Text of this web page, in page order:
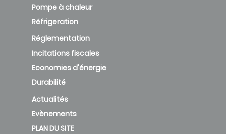
Pompe à chaleur
Réfrigeration
Réglementation
Incitations fiscales
Economies d'énergie
Durabilité
Actualités
Evènements
PLAN DU SITE